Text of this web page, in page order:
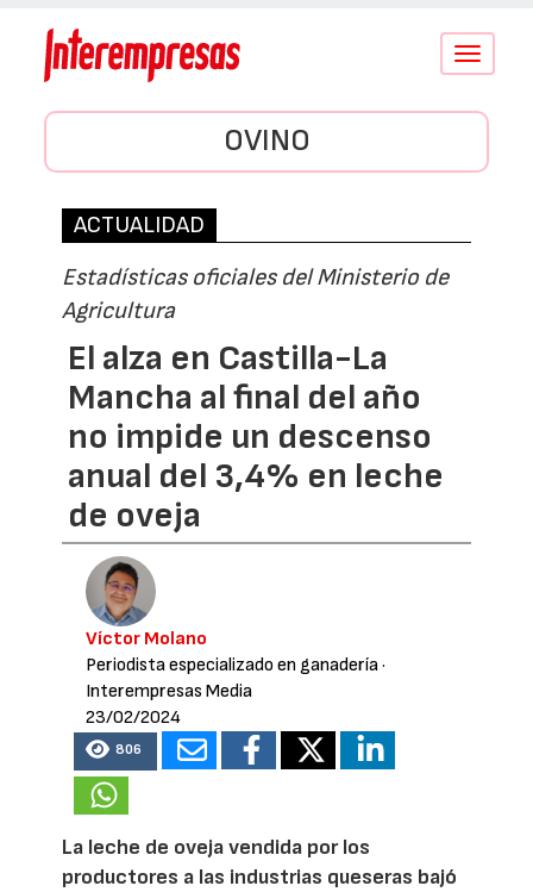
Conmutar
OVINO
ACTUALIDAD
Estadísticas oficiales del Ministerio de
Agricultura
El alza en Castilla-La
Mancha al final del año
no impide un descenso
anual del 3,4% en leche
de oveja
Víctor Molano
Periodista especializado en ganadería·
Interempresas Media
23/02/2024
806
La leche de oveja vendida por los
productores a las industrias queseras bajó